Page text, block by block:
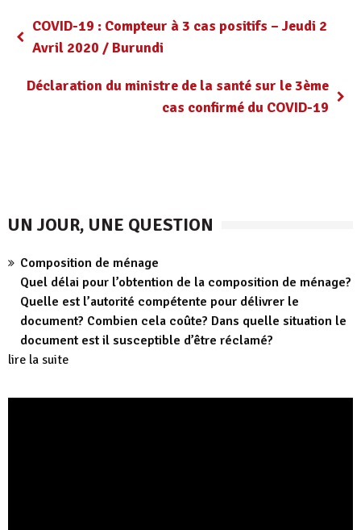
COVID-19 : Compteur à 3 cas positifs – Jeudi 2
Avril 2020 / Burundi
Déclaration du ministre de la santé sur le 3ème
cas confirmé du COVID-19
UN JOUR, UNE QUESTION
Composition de ménage
Quel délai pour l’obtention de la composition de ménage?
Quelle est l’autorité compétente pour délivrer le
document? Combien cela coûte? Dans quelle situation le
document est il susceptible d’être réclamé?
lire la suite